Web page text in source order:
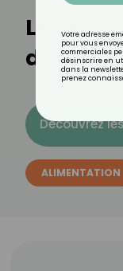
Le
Découvrez
ALIMENTATION
Votre adresse
pour vous
commerciales
désinscrire en
dans la
prenez